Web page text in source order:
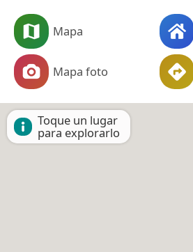
Mapa
Mapa foto
Toque un lugar
para explorarlo